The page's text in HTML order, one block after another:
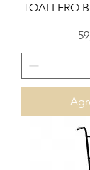
TOALLERO